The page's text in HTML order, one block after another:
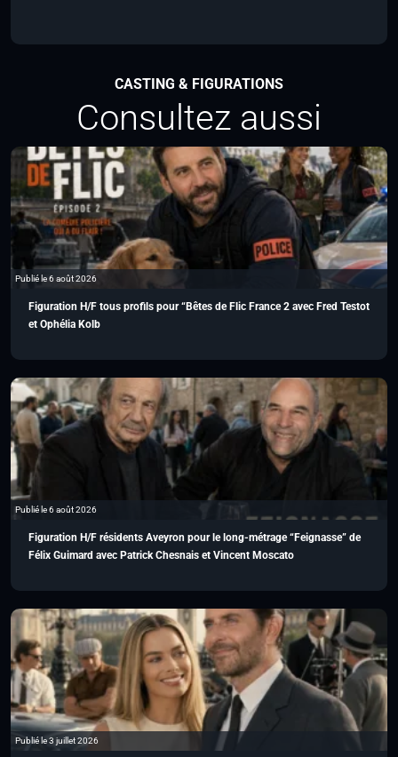
CASTING & FIGURATIONS
Consultez aussi
Publié le 6 août 2026
Figuration H/F tous profils pour “Bêtes de Flic France 2 avec Fred Testot
et Ophélia Kolb
Publié le 6 août 2026
Figuration H/F résidents Aveyron pour le long-métrage “Feignasse” de
Félix Guimard avec Patrick Chesnais et Vincent Moscato
Publié le 3 juillet 2026